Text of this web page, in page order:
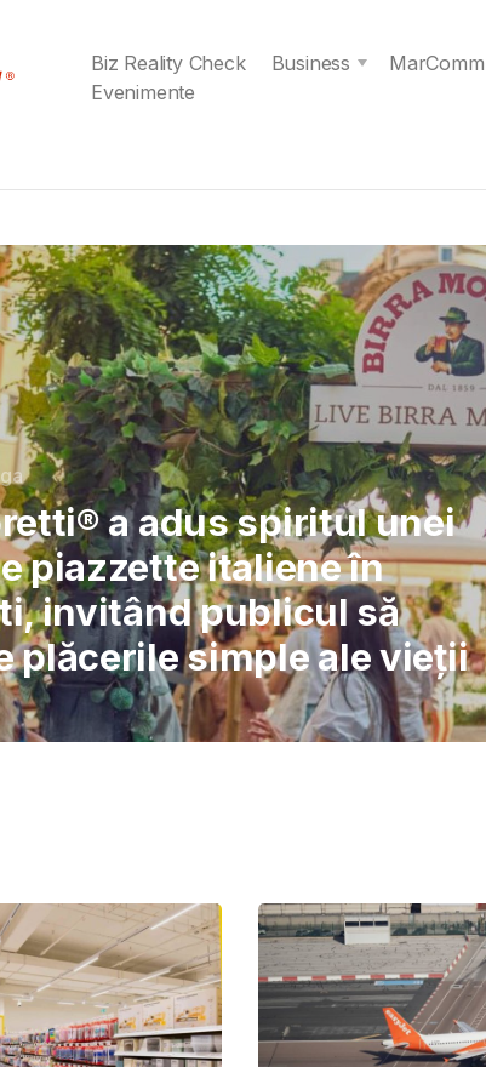
Biz Reality Check Business MarComm
Evenimente
Verita
School: Școlile nu pot
ului să înlocuiască
elevilor